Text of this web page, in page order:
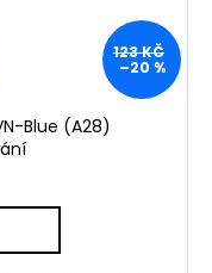
123 KČ
–20 %
Blue (A28)